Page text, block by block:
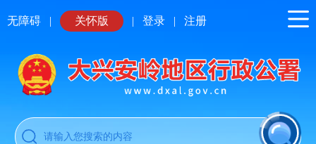
无障碍 | 关怀版 | 登录 | 注册